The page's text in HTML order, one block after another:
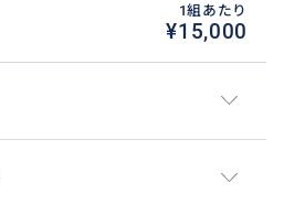
1組あたり
¥15,000